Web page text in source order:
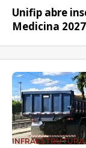
Unifip abre
Medicina
INFRAESTRUTURA